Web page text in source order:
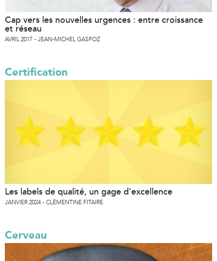
Cap vers les nouvelles urgences : entre croissance
et réseau
AVRIL 2017 JEAN-MICHEL GASPOZ
Certification
Les labels de qualité, un gage d’excellence
JANVIER 2024 CLÉMENTINE FITAIRE
Cerveau